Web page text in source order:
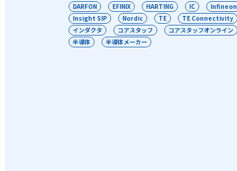
DARFON
EFINIX HARTING IC
Infineon
Insight SIP
Nordic TE
TE Connectivity
インダクタ
コアスタッフ コアスタッフオンライン
半導体
半導体メーカー